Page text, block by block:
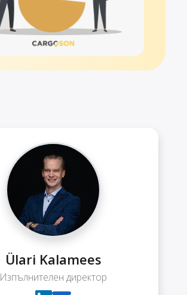
Ülari Kalamees
Изпълнителен директор